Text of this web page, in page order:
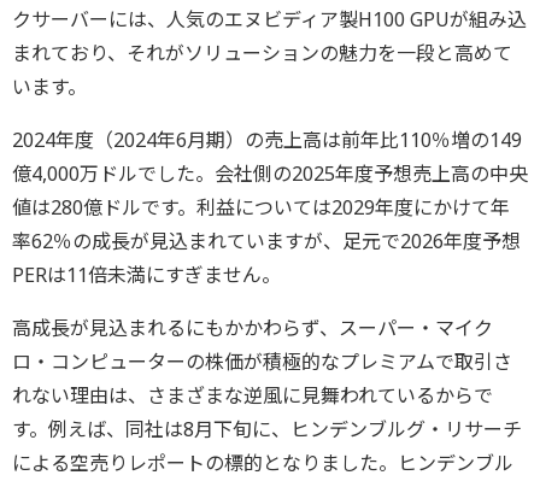
クサーバーには、人気のエヌビディア製H100 GPUが組み込
まれており、それがソリューションの魅力を一段と高めて
います。
2024年度（2024年6月期）の売上高は前年比110％増の149
億4,000万ドルでした。会社側の2025年度予想売上高の中央
値は280億ドルです。利益については2029年度にかけて年
率62％の成長が見込まれていますが、足元で2026年度予想
PERは11倍未満にすぎません。
高成長が見込まれるにもかかわらず、スーパー・マイク
ロ・コンピューターの株価が積極的なプレミアムで取引さ
れない理由は、さまざまな逆風に見舞われているからで
す。例えば、同社は8月下旬に、ヒンデンブルグ・リサーチ
による空売りレポートの標的となりました。ヒンデンブル